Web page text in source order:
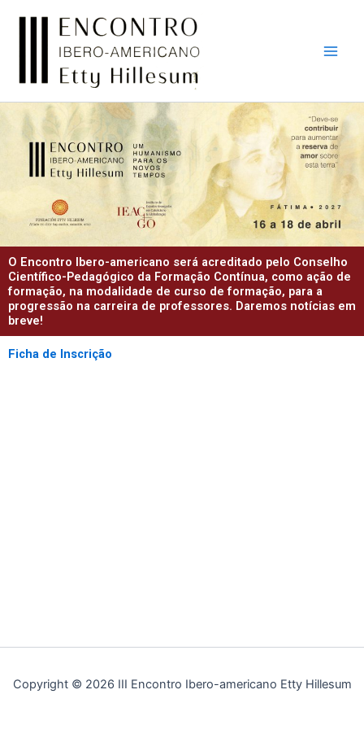
O Encontro Ibero-americano será acreditado pelo Conselho
Científico-Pedagógico da Formação Contínua, como ação de
formação, na modalidade de curso de formação, para a
progressão na carreira de professores. Daremos notícias em
breve!
Ficha de Inscrição
Copyright © 2026 III Encontro Ibero-americano Etty Hillesum